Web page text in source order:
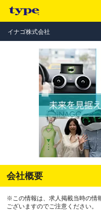
イナゴ株式会社
会社概要
※この情報は、求人掲載当時の情
ございますのでご注意ください。